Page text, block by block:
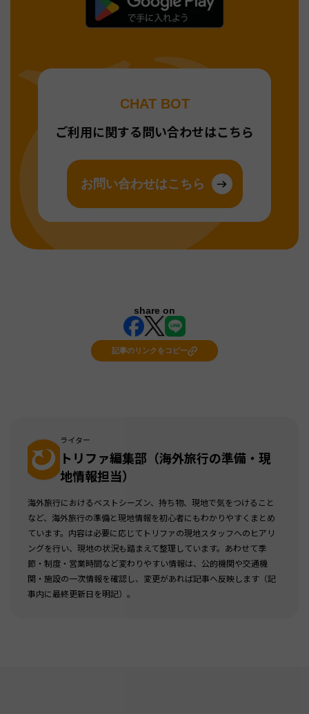
CHAT BOT
ご利用に関する問い合わせはこちら
お問い合わせはこちら
share on
記事のリンクをコピー
ライター
トリファ編集部（海外旅行の準備・現
地情報担当）
海外旅行におけるベストシーズン、持ち物、現地で気をつけること
など、海外旅行の準備と現地情報を初心者にもわかりやすくまとめ
ています。内容は必要に応じてトリファの現地スタッフへのヒアリ
ングを行い、現地の状況も踏まえて整理しています。あわせて季
節・制度・営業時間など変わりやすい情報は、公的機関や交通機
関・施設の一次情報を確認し、変更があれば記事へ反映します（記
事内に最終更新日を明記）。